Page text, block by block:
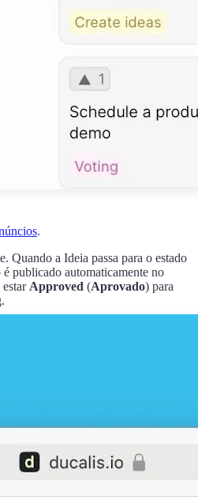
.
Quando a Ideia passa para o estado
publicado automaticamente no
Approved (Aprovado) para